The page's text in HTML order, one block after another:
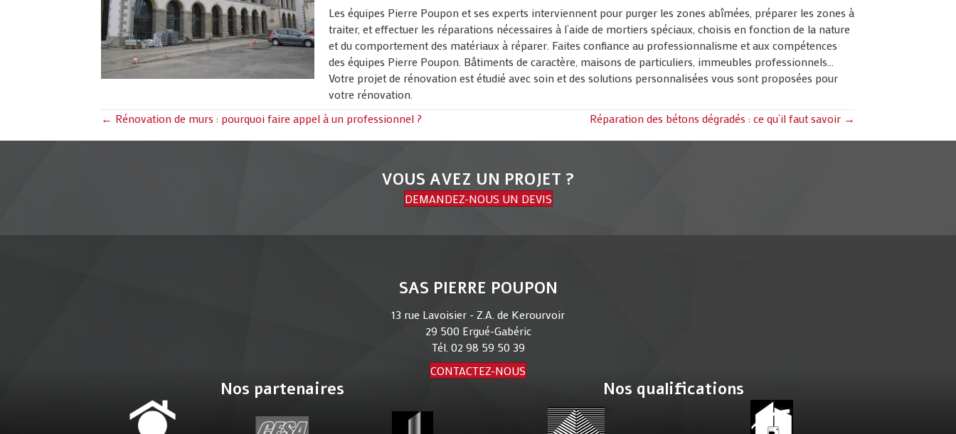
Les équipes Pierre Poupon et ses experts interviennent pour purger les zones abîmées, préparer les zones à
traiter, et effectuer les réparations nécessaires à l’aide de mortiers spéciaux, choisis en fonction de la nature
et du comportement des matériaux à réparer. Faites confiance au professionnalisme et aux compétences
des équipes Pierre Poupon. Bâtiments de caractère, maisons de particuliers, immeubles professionnels…
Votre projet de rénovation est étudié avec soin et des solutions personnalisées vous sont proposées pour
votre rénovation.
Posts
navigation
← Rénovation de murs : pourquoi faire appel à un professionnel ? Réparation des bétons dégradés : ce qu’il faut savoir →
VOUS AVEZ UN PROJET ?
DEMANDEZ-NOUS UN DEVIS
SAS PIERRE POUPON
13 rue Lavoisier - Z.A. de Kerourvoir
29 500 Ergué-Gabéric
Tél. 02 98 59 50 39
CONTACTEZ-NOUS
Nos partenaires Nos qualifications